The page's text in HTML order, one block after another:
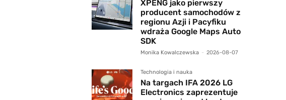
XPENG jako pierwszy
producent samochodów z
regionu Azji i Pacyfiku
wdraża Google Maps Auto
SDK
Monika Kowalczewska - 2026-08-07
Technologia i nauka
Na targach IFA 2026 LG
Electronics zaprezentuje